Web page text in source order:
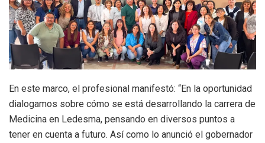
En este marco, el profesional manifestó: “En la oportunidad
dialogamos sobre cómo se está desarrollando la carrera de
Medicina en Ledesma, pensando en diversos puntos a
tener en cuenta a futuro. Así como lo anunció el gobernador